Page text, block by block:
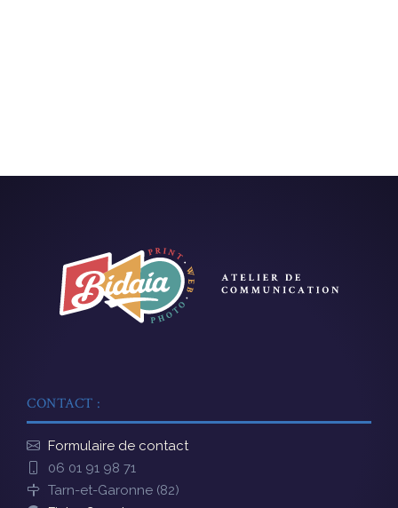
CONTACT :
Formulaire de contact
06 01 91 98 71
Tarn-et-Garonne (82)